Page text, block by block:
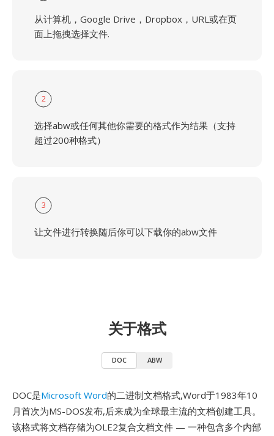
从计算机，Google Drive，Dropbox，URL或在页
面上拖拽选择文件.
2
选择abw或任何其他你需要的格式作为结果（支持
超过200种格式）
3
让文件进行转换随后你可以下载你的abw文件
关于格式
DOC ABW
DOC是Microsoft Word的二进制文档格式,Word于1983年10
月首次为MS-DOS发布,后来成为全球最主流的文档创建工具。
该格式将文档存储为OLE2复合文档文件 — 一种包含多个内部